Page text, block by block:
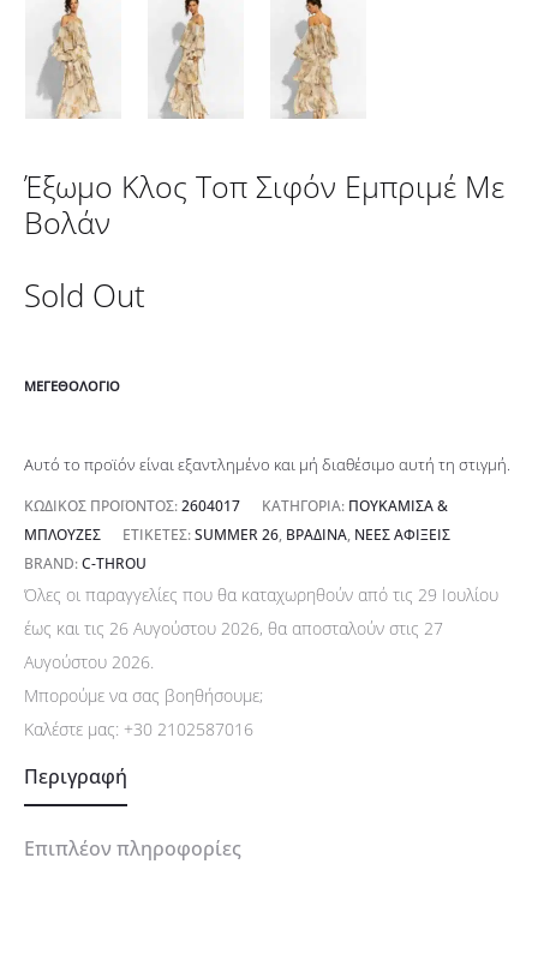
Έξωμο Κλος Τοπ Σιφόν Εμπριμέ Με
Βολάν
Sold Out
ΜΕΓΕΘΟΛΌΓΙΟ
Αυτό το προϊόν είναι εξαντλημένο και μή διαθέσιμο αυτή τη στιγμή.
ΚΩΔΙΚΌΣ ΠΡΟΪΌΝΤΟΣ:2604017 ΚΑΤΗΓΟΡΊΑ: ΠΟΥΚΆΜΙΣΑ &
ΜΠΛΟΎΖΕΣ
ΕΤΙΚΈΤΕΣ:SUMMER 26, ΒΡΑΔΙΝΆ, ΝΈΕΣ ΑΦΊΞΕΙΣ
BRAND:C-THROU
Όλες οι παραγγελίες που θα καταχωρηθούν από τις 29 Ιουλίου
έως και τις 26 Αυγούστου 2026, θα αποσταλούν στις 27
Αυγούστου 2026.
Μπορούμε να σας βοηθήσουμε;
Καλέστε μας: +30 2102587016
Περιγραφή
Επιπλέον πληροφορίες